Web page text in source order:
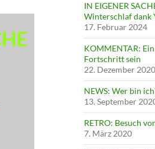
IN EIGENER
Winterschlaf dank
17. Februar 2024
KOMMENTAR:
Fortschritt sein
22. Dezember 2020
NEWS: Wer bin
13. September
RETRO: Besuch
7. März 2020